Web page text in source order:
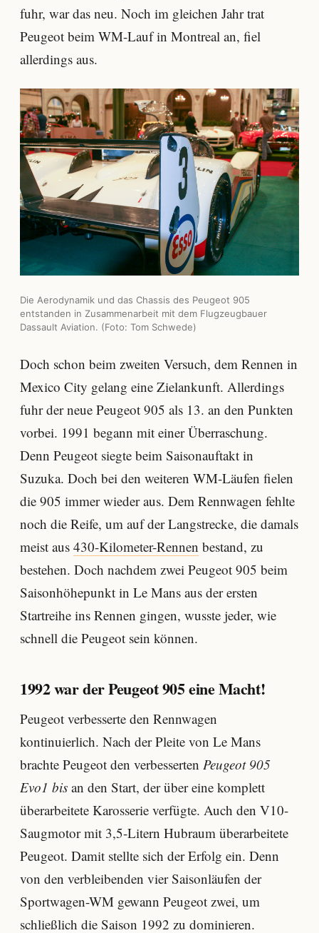
fuhr, war das neu. Noch im gleichen Jahr trat
Peugeot beim WM-Lauf in Montreal an, fiel
allerdings aus.
Die Aerodynamik und das Chassis des Peugeot 905
entstanden in Zusammenarbeit mit dem Flugzeugbauer
Dassault Aviation. (Foto: Tom Schwede)
Doch schon beim zweiten Versuch, dem Rennen in
Mexico City gelang eine Zielankunft. Allerdings
fuhr der neue Peugeot 905 als 13. an den Punkten
vorbei. 1991 begann mit einer Überraschung.
Denn Peugeot siegte beim Saisonauftakt in
Suzuka. Doch bei den weiteren WM-Läufen fielen
die 905 immer wieder aus. Dem Rennwagen fehlte
noch die Reife, um auf der Langstrecke, die damals
meist aus 430-Kilometer-Rennen bestand, zu
bestehen. Doch nachdem zwei Peugeot 905 beim
Saisonhöhepunkt in Le Mans aus der ersten
Startreihe ins Rennen gingen, wusste jeder, wie
schnell die Peugeot sein können.
1992 war der Peugeot 905 eine Macht!
Peugeot verbesserte den Rennwagen
kontinuierlich. Nach der Pleite von Le Mans
brachte Peugeot den verbesserten Peugeot 905
Evo1 bis an den Start, der über eine komplett
überarbeitete Karosserie verfügte. Auch den V10-
Saugmotor mit 3,5-Litern Hubraum überarbeitete
Peugeot. Damit stellte sich der Erfolg ein. Denn
von den verbleibenden vier Saisonläufen der
Sportwagen-WM gewann Peugeot zwei, um
schließlich die Saison 1992 zu dominieren.